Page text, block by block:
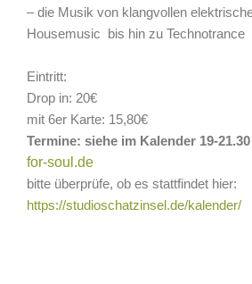
– die Musik von klangvollen
Housemusic bis hin zu Technotrance
Eintritt:
Drop in: 20€
mit 6er Karte: 15,80€
Termine: siehe im Kalender 19-
for-soul.de
bitte überprüfe, ob es stattfindet hier:
https://studioschatzinsel.de/kalender/